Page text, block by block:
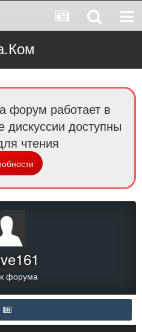
форум работает в
доступны
чтения
форума